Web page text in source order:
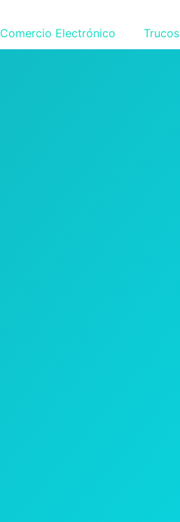
Comercio Electrónico Trucos